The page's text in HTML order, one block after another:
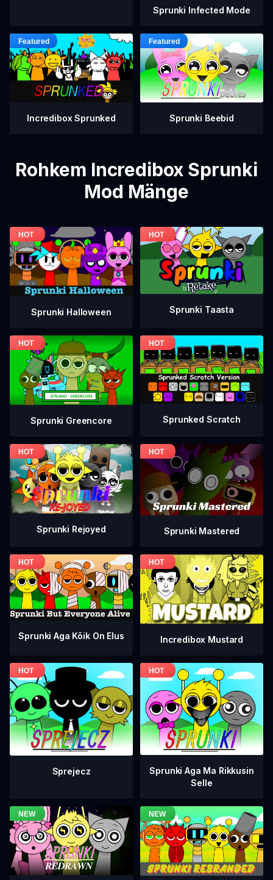
Sprunki Infected Mode
Incredibox Sprunked Sprunki Beebid
Rohkem Incredibox Sprunki
Mod Mänge
Sprunki Halloween Sprunki Taasta
Sprunki Greencore Sprunked Scratch
Sprunki Rejoyed Sprunki Mastered
Sprunki Aga Kõik On Elus Incredibox Mustard
Sprejecz
Sprunki Aga Ma Rikkusin
Selle